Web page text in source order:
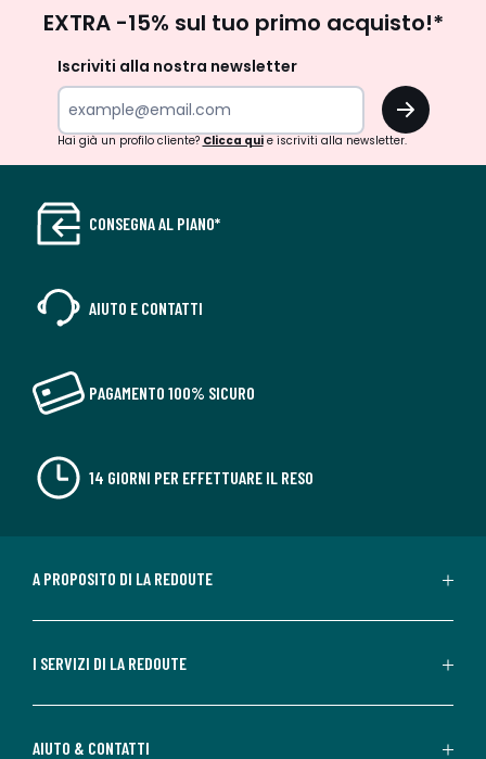
newsletter
EXTRA -15% sul tuo primo acquisto!*
Iscriviti alla nostra newsletter
OK
Hai già un profilo cliente?Clicca quie iscriviti alla newsletter.
CONSEGNA AL PIANO*
AIUTO E CONTATTI
PAGAMENTO 100% SICURO
14 GIORNI PER EFFETTUARE IL RESO
A PROPOSITO DI LA REDOUTE
I SERVIZI DI LA REDOUTE
AIUTO & CONTATTI